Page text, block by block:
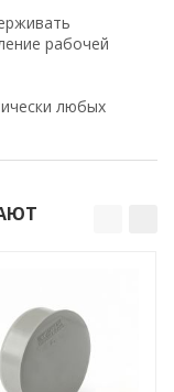
рабочей
любых